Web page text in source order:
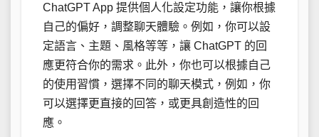
ChatGPT App 提供個人化設定功能，讓你根據
自己的偏好，調整聊天體驗。例如，你可以設
定語言、主題、風格等等，讓 ChatGPT 的回
應更符合你的需求。此外，你也可以根據自己
的使用習慣，選擇不同的聊天模式，例如，你
可以選擇更直接的回答，或更具創造性的回
應。